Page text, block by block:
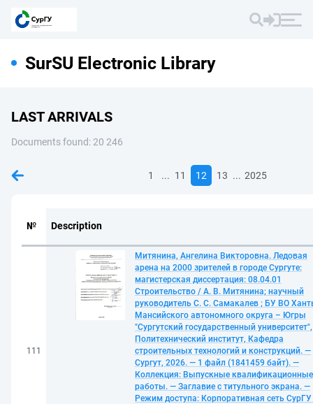
SurSU Electronic Library
LAST ARRIVALS
Documents found: 20 246
1 ... 11 12 13 ... 2025
№ Description
111
Митянина, Ангелина Викторовна. Ледовая
арена на 2000 зрителей в городе Сургуте:
магистерская диссертация: 08.04.01
Строительство / А. В. Митянина; научный
руководитель С. С. Самакалев ; БУ ВО
Мансийского автономного округа – Югры
"Сургутский государственный университет",
Политехнический институт, Кафедра
строительных технологий и конструкций. —
Сургут, 2026. — 1 файл (1841459 байт). —
Коллекция: Выпускные квалификационные
работы. — Заглавие с титульного экрана. —
Режим доступа: Корпоративная сеть